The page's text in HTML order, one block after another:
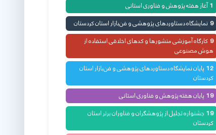
1 آغاز هفته پژوهش و فناوری استانی
9 نمایشگاه دستاوردهای پژوهشی و فن‌بازار استان کردستان
9 کارگاه آموزشی منشورها و کدهای اخلاقی استفاده از
هوش مصنوعی
12 پایان نمایشگاه دستاوردهای پژوهشی و فن‌بازار استان
کردستان
19 پایان هفته پژوهش و فناوری استانی
19 جشنواره تجلیل از پژوهشگران و فناوران برتر استان
کردستان